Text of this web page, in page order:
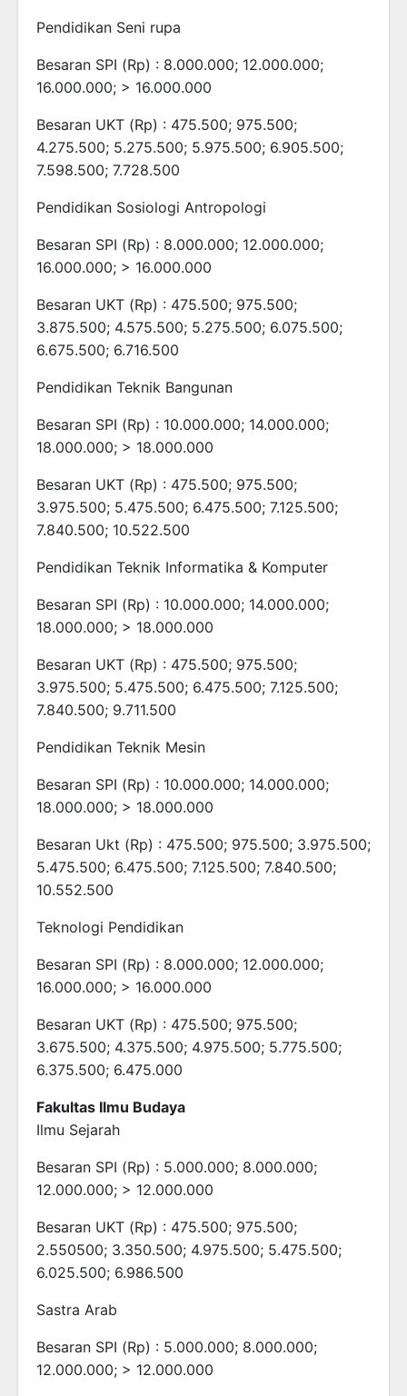
Pendidikan Seni rupa
Besaran SPI (Rp) : 8.000.000; 12.000.000;
16.000.000; > 16.000.000
Besaran UKT (Rp) : 475.500; 975.500;
4.275.500; 5.275.500; 5.975.500; 6.905.500;
7.598.500; 7.728.500
Pendidikan Sosiologi Antropologi
Besaran SPI (Rp) : 8.000.000; 12.000.000;
16.000.000; > 16.000.000
Besaran UKT (Rp) : 475.500; 975.500;
3.875.500; 4.575.500; 5.275.500; 6.075.500;
6.675.500; 6.716.500
Pendidikan Teknik Bangunan
Besaran SPI (Rp) : 10.000.000; 14.000.000;
18.000.000; > 18.000.000
Besaran UKT (Rp) : 475.500; 975.500;
3.975.500; 5.475.500; 6.475.500; 7.125.500;
7.840.500; 10.522.500
Pendidikan Teknik Informatika & Komputer
Besaran SPI (Rp) : 10.000.000; 14.000.000;
18.000.000; > 18.000.000
Besaran UKT (Rp) : 475.500; 975.500;
3.975.500; 5.475.500; 6.475.500; 7.125.500;
7.840.500; 9.711.500
Pendidikan Teknik Mesin
Besaran SPI (Rp) : 10.000.000; 14.000.000;
18.000.000; > 18.000.000
Besaran Ukt (Rp) : 475.500; 975.500; 3.975.500;
5.475.500; 6.475.500; 7.125.500; 7.840.500;
10.552.500
Teknologi Pendidikan
Besaran SPI (Rp) : 8.000.000; 12.000.000;
16.000.000; > 16.000.000
Besaran UKT (Rp) : 475.500; 975.500;
3.675.500; 4.375.500; 4.975.500; 5.775.500;
6.375.500; 6.475.000
Fakultas Ilmu Budaya
Ilmu Sejarah
Besaran SPI (Rp) : 5.000.000; 8.000.000;
12.000.000; > 12.000.000
Besaran UKT (Rp) : 475.500; 975.500;
2.550500; 3.350.500; 4.975.500; 5.475.500;
6.025.500; 6.986.500
Sastra Arab
Besaran SPI (Rp) : 5.000.000; 8.000.000;
12.000.000; > 12.000.000